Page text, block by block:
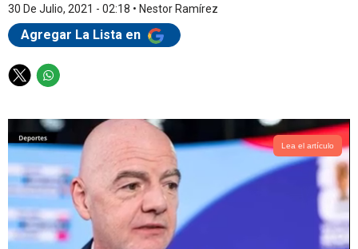
30 De Julio, 2021 - 02:18 • Nestor Ramírez
Agregar La Lista en
T
i
t
t
e
r
W
a
t
s
a
p
p
Lea el artículo